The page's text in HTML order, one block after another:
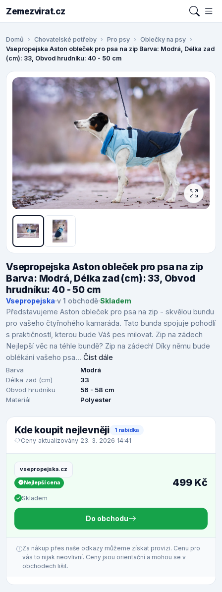
Zemezvirat.cz
Domů Chovatelské potřeby Pro psy
Oblečky na psy
Vsepropejska Aston obleček pro psa na zip Barva: Modrá, Délka zad
(cm): 33, Obvod hrudníku: 40 - 50 cm
Vsepropejska Aston obleček pro psa na zip
Barva: Modrá, Délka zad (cm): 33, Obvod
hrudníku: 40 - 50 cm
Vsepropejska·v 1 obchodě·Skladem
Představujeme Aston obleček pro psa na zip - skvělou bundu
pro vašeho čtyřnohého kamaráda. Tato bunda spojuje pohodlí
s praktičností, kterou bude Váš pes milovat. Zip na zádech
Nejlepší věc na téhle bundě? Zip na zádech! Díky němu bude
oblékání vašeho psa... Číst dále
Barva
Modrá
Délka zad (cm)
33
Obvod hrudníku
56 - 58 cm
Materiál
Polyester
Kde koupit nejlevněji 1 nabídka
Ceny aktualizovány 23. 3. 2026 14:41
vsepropejska.cz
Nejlepší cena
Skladem
499 Kč
Do obchodu
Za nákup přes naše odkazy můžeme získat provizi. Cenu pro
vás to nijak neovlivní. Ceny jsou orientační a mohou se v
obchodech lišit.